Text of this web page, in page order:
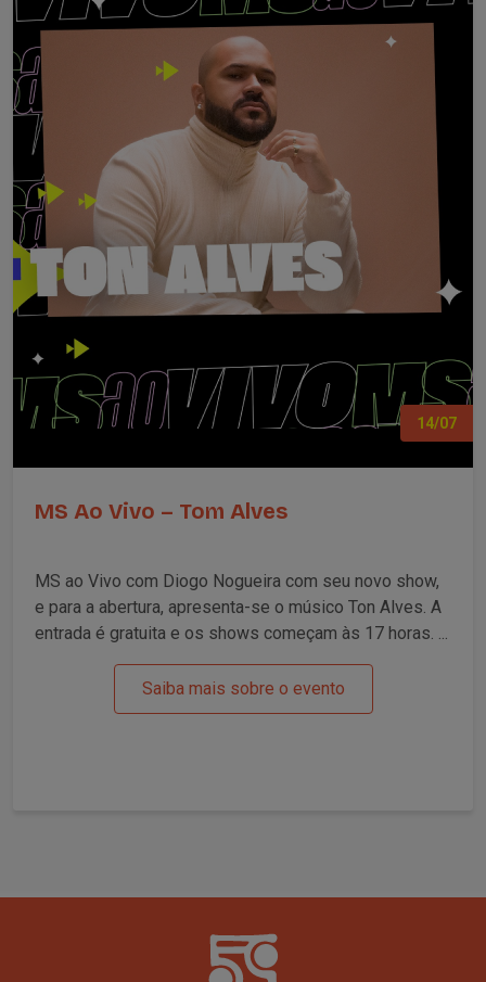
14/07
MS Ao Vivo – Tom Alves
MS ao Vivo com Diogo Nogueira com seu novo show,
e para a abertura, apresenta-se o músico Ton Alves. A
entrada é gratuita e os shows começam às 17 horas. ...
Saiba mais sobre o evento